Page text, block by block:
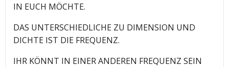
IN EUCH MÖCHTE.
DAS UNTERSCHIEDLICHE ZU DIMENSION UND
DICHTE IST DIE FREQUENZ.
IHR KÖNNT IN EINER ANDEREN FREQUENZ SEIN